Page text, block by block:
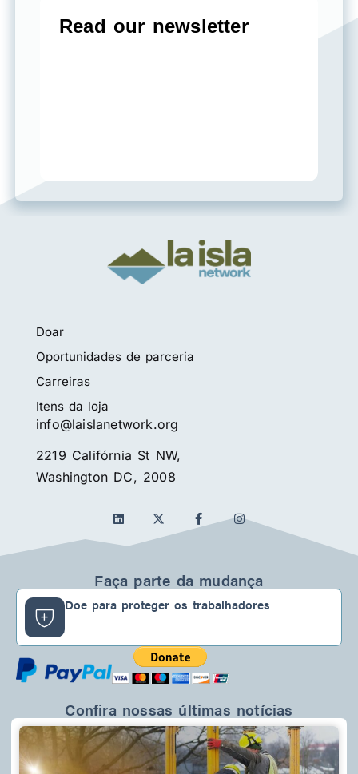
Doar
Oportunidades de parceria
Carreiras
Itens da loja
info@laislanetwork.org
2219 Califórnia St NW,
Washington DC, 2008
L
i
n
k
d
i
n
F
a
o
o
k
-
I
n
g
r
a
m
Faça parte da mudança
Doe para proteger os trabalhadores
Confira nossas últimas notícias